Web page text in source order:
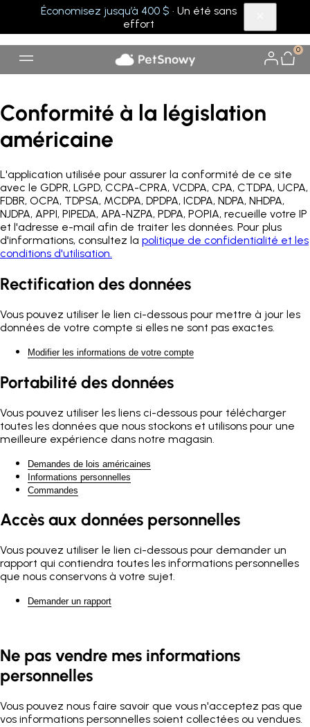
Économisez jusqu’à 400 $ · Un été sans
effort
0
Conformité à la législation
américaine
L'application utilisée pour assurer la conformité de ce site
avec le GDPR, LGPD, CCPA-CPRA, VCDPA, CPA, CTDPA, UCPA,
FDBR, OCPA, TDPSA, MCDPA, DPDPA, ICDPA, NDPA, NHDPA,
NJDPA, APPI, PIPEDA, APA-NZPA, PDPA, POPIA, recueille votre IP
et l'adresse e-mail afin de traiter les données. Pour plus
d'informations, consultez la politique de confidentialité et les
conditions d'utilisation.
Rectification des données
Vous pouvez utiliser le lien ci-dessous pour mettre à jour les
données de votre compte si elles ne sont pas exactes.
Modifier les informations de votre compte
Portabilité des données
Vous pouvez utiliser les liens ci-dessous pour télécharger
toutes les données que nous stockons et utilisons pour une
meilleure expérience dans notre magasin.
Demandes de lois américaines
Informations personnelles
Commandes
Accès aux données personnelles
Vous pouvez utiliser le lien ci-dessous pour demander un
rapport qui contiendra toutes les informations personnelles
que nous conservons à votre sujet.
Demander un rapport
Ne pas vendre mes informations
personnelles
Vous pouvez nous faire savoir que vous n'acceptez pas que
vos informations personnelles soient collectées ou vendues.